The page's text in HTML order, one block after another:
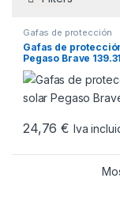
Gafas de protección
Gafas de
Pegaso Brave 139.31
24,76€ Iva